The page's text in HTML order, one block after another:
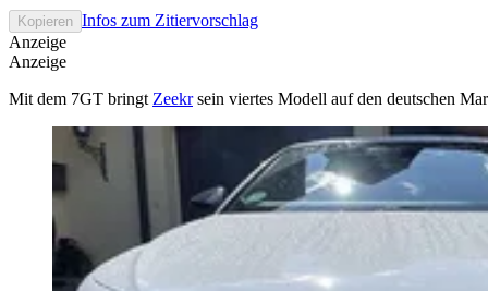
Kopieren Infos zum Zitiervorschlag
Anzeige
Anzeige
Mit dem 7GT bringt Zeekrsein viertes Modell auf den deutschen